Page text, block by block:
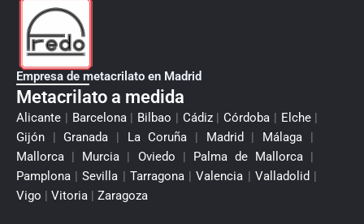
Empresa de metacrilato en Madrid
Metacrilato a medida
Alicante | Barcelona | Bilbao | Cádiz | Córdoba | Elche |
Gijón | Granada | La Coruña | Madrid | Málaga |
Mallorca | Murcia | Oviedo | Palma de Mallorca |
Pamplona | Sevilla | Tarragona | Valencia | Valladolid |
Vigo | Vitoria | Zaragoza